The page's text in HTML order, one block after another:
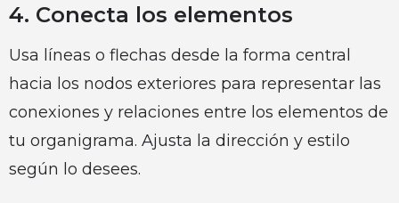
4. Conecta los elementos
Usa líneas o flechas desde la forma central
hacia los nodos exteriores para representar las
conexiones y relaciones entre los elementos de
tu organigrama. Ajusta la dirección y estilo
según lo desees.